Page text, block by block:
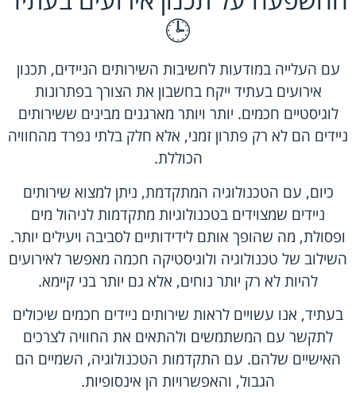
🕒
עם העלייה במודעות לחשיבות השירותים הניידים, תכנון
אירועים בעתיד ייקח בחשבון את הצורך בפתרונות
לוגיסטיים חכמים. יותר ויותר מארגנים מבינים ששירותים
ניידים הם לא רק פתרון זמני, אלא חלק בלתי נפרד מהחוויה
הכוללת.
כיום, עם הטכנולוגיה המתקדמת, ניתן למצוא שירותים
ניידים שמצוידים בטכנולוגיות מתקדמות לניהול מים
ופסולת, מה שהופך אותם לידידותיים לסביבה ויעילים יותר.
השילוב של טכנולוגיה ולוגיסטיקה חכמה מאפשר לאירועים
להיות לא רק יותר נוחים, אלא גם יותר בני קיימא.
בעתיד, אנו עשויים לראות שירותים ניידים חכמים שיכולים
לתקשר עם המשתמשים ולהתאים את החוויה לצרכים
האישיים שלהם. עם התקדמות הטכנולוגיה, השמיים הם
הגבול, והאפשרויות הן אינסופיות.